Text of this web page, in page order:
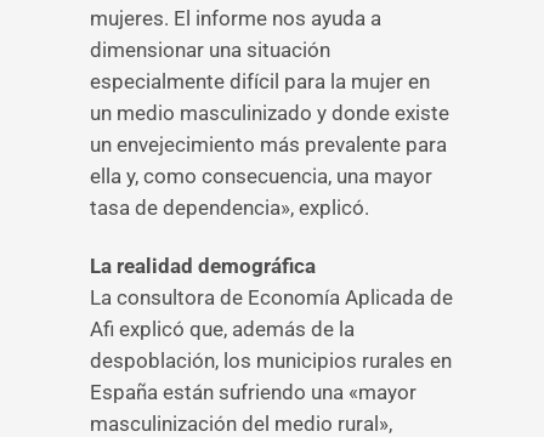
mujeres. El informe nos ayuda a
dimensionar una situación
especialmente difícil para la mujer en
un medio masculinizado y donde existe
un envejecimiento más prevalente para
ella y, como consecuencia, una mayor
tasa de dependencia», explicó.
La realidad demográfica
La consultora de Economía Aplicada de
Afi explicó que, además de la
despoblación, los municipios rurales en
España están sufriendo una «mayor
masculinización del medio rural»,